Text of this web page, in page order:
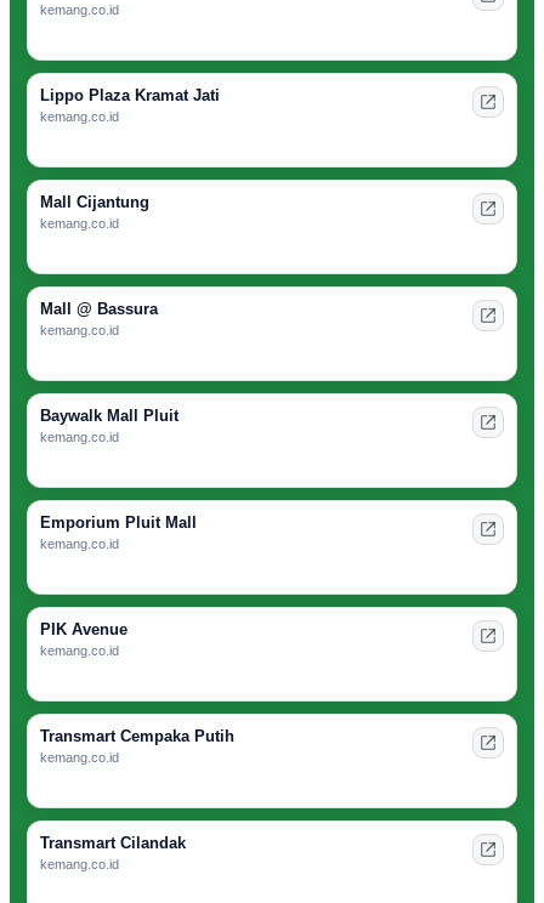
kemang.co.id
Lippo Plaza Kramat Jati
kemang.co.id
Mall Cijantung
kemang.co.id
Mall @ Bassura
kemang.co.id
Baywalk Mall Pluit
kemang.co.id
Emporium Pluit Mall
kemang.co.id
PIK Avenue
kemang.co.id
Transmart Cempaka Putih
kemang.co.id
Transmart Cilandak
kemang.co.id